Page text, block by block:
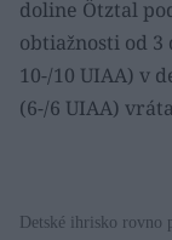
doline Ötztal
obtiažnosti od 3
10-/10 UIAA) v
(6-/6 UIAA)
Detské ihrisko rovno